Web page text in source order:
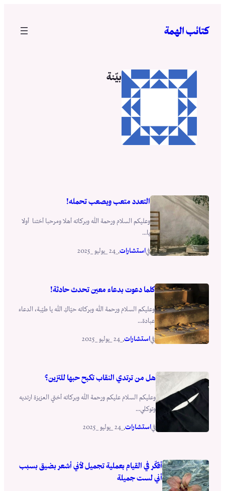
المحتوى
كتائب الهمة
بيّنة
التعدد متعب ويصعب تحمله!
وعليكم السلام ورحمة الله وبركاته أهلا ومرحبا أختنا أولا
يا...
فياستشارات.
كلما دعوت بدعاء معين تحدث حادثة!
وعليكم السلام ورحمة الله وبركاته حيّاكِ الله يا طيّبة، الدعاء
عبادة...
فياستشارات.
هل من ترتدي النقاب تكبح حبها للتزين؟
وعليكم السلام عليكم ورحمة الله وبركاته أختي العزيزة ارتديه
وتوكلي...
فياستشارات.
أفكّر في القيام بعملية تجميل لأني أشعر بضيق بسبب
أني لست جميلة